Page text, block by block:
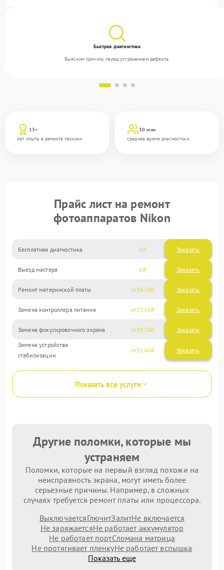
13+
лет опыта в ремонте техники
30 мин
среднее время диагностики
Быстрая диагностика
Выясним причину перед устранением дефекта.
Прайс лист на ремонт
фотоаппаратов Nikon
Бесплатная диагностика 0 Заказать
Выезд мастера 0 Заказать
Ремонт материнской платы 3630
Замена контроллера питания 2750
Замена фокусировочного экрана 2970
Замена устройства
стабилизации
3140
Показать все услуги
Другие поломки, которые мы
устраняем
Поломки, которые на первый взгляд похожи на
неисправность экрана, могут иметь более
серьезные причины. Например, в сложных
случаях требуется ремонт платы или процессора.
ВыключаетсяГлючитЗалитНе включается
Не заряжаетсяНе работает аккумулятор
Не работает портСломана матрица
Не протягивает пленкуНе работает вспышка
Показать еще